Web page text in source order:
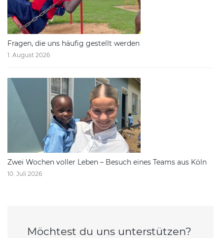
Fragen, die uns häufig gestellt werden
1. August 2026
Zwei Wochen voller Leben – Besuch eines Teams aus Köln
10. Juli 2026
Möchtest du uns unterstützen?